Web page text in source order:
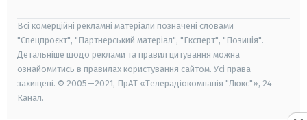
Всі комерційні рекламні матеріали позначені словами
"Спецпроєкт", "Партнерський матеріал", "Експерт", "Позиція".
Детальніше щодо реклами та правил цитування можна
ознайомитись в правилах користування сайтом. Усі права
захищені. © 2005—2021, ПрАТ «Телерадіокомпанія "Люкс"», 24
Канал.